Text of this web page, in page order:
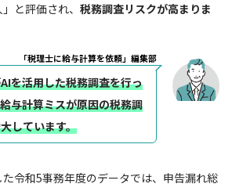
と評価され、 税務調査リスクが高まりま
「税理士に給与計算を依頼」編集部
を活用した税務調査を行っ
与計算ミスが原因の税務調
しています。
令和5事務年度のデータでは、申告漏れ総